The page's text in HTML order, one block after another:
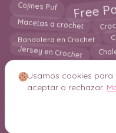
Cojines Puf Free
Macetas a crochet
Bandolera en Crochet
Jersey en Crochet
© 2026 Crochetisimo.
Usamos cookies para
aceptar o rechazar.